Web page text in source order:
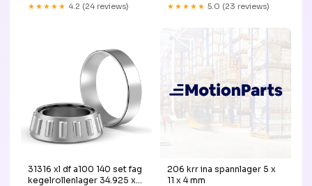
★★★★★ 4.2 (24 reviews) ★★★★★ 5.0 (23 reviews)
31316 xl df a100 140 set fag
kegelrollenlager 34.925 x
206 krr ina spannlager 5 x
11 x 4 mm